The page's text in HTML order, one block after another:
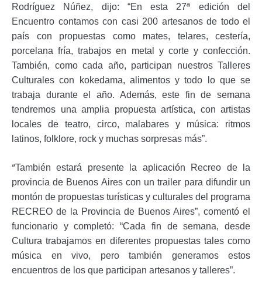
Rodríguez Núñez, dijo: “En esta 27ª edición del
Encuentro contamos con casi 200 artesanos de todo el
país con propuestas como mates, telares, cestería,
porcelana fría, trabajos en metal y corte y confección.
También, como cada año, participan nuestros Talleres
Culturales con kokedama, alimentos y todo lo que se
trabaja durante el año. Además, este fin de semana
tendremos una amplia propuesta artística, con artistas
locales de teatro, circo, malabares y música: ritmos
latinos, folklore, rock y muchas sorpresas más”.
“También estará presente la aplicación Recreo de la
provincia de Buenos Aires con un trailer para difundir un
montón de propuestas turísticas y culturales del programa
RECREO de la Provincia de Buenos Aires”, comentó el
funcionario y completó: “Cada fin de semana, desde
Cultura trabajamos en diferentes propuestas tales como
música en vivo, pero también generamos estos
encuentros de los que participan artesanos y talleres”.